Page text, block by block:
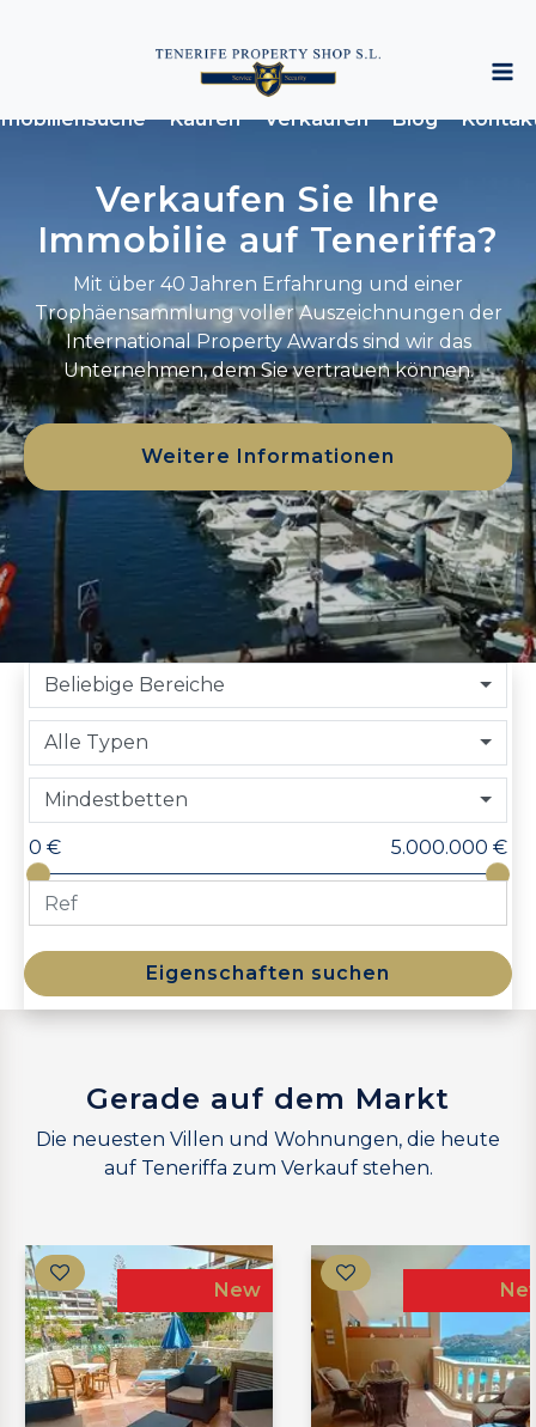
Kaufen Verkaufen Blog
Verkaufen Sie Ihre
Immobilie auf Teneriffa?
Mit über 40 Jahren Erfahrung und einer
Trophäensammlung voller Auszeichnungen der
International Property Awards sind wir das
Unternehmen, dem Sie vertrauen können.
Weitere Informationen
Beliebige Bereiche
Alle Typen
Mindestbetten
0 € 5.000.000 €
Eigenschaften suchen
Gerade auf dem Markt
Die neuesten Villen und Wohnungen, die heute
auf Teneriffa zum Verkauf stehen.
Exclusive